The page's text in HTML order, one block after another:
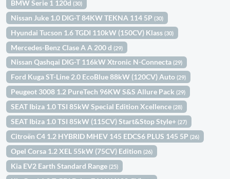
BMW Serie 1 120d(30)
Nissan Juke 1.0 DIG-T 84KW TEKNA 114 5P(30)
Hyundai Tucson 1.6 TGDI 110kW (150CV) Klass(30)
Mercedes-Benz Clase A A 200 d(29)
Nissan Qashqai DIG-T 116kW Xtronic N-Connecta(29)
Ford Kuga ST-Line 2.0 EcoBlue 88kW (120CV) Auto(29)
Peugeot 3008 1.2 PureTech 96KW S&S Allure Pack(29)
SEAT Ibiza 1.0 TSI 85kW Special Edition Xcellence(28)
SEAT Ibiza 1.0 TSI 85kW (115CV) Start&Stop Style+(27)
Citroën C4 1.2 HYBRID MHEV 145 EDCS6 PLUS 145 5P(26)
Opel Corsa 1.2 XEL 55kW (75CV) Edition(26)
Kia EV2 Earth Standard Range(25)